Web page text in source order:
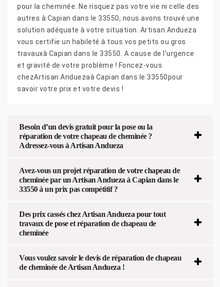
pour la cheminée. Ne risquez pas votre vie ni celle des
autres à Capian dans le 33550, nous avons trouvé une
solution adéquate à votre situation. Artisan Andueza
vous certifie un habileté à tous vos petits ou gros
travauxà Capian dans le 33550. A cause de l’urgence
et gravité de votre problème ! Foncez-vous
chezArtisan Anduezaà Capian dans le 33550pour
savoir votre prix et votre devis !
Besoin d’un devis gratuit pour la pose ou la
réparation de votre chapeau de cheminée ?
Adressez-vous à Artisan Andueza
Avez-vous un projet réparation de votre chapeau de
cheminée par un Artisan Andueza à Capian dans le
33550 à un prix pas compétitif ?
Des prix cassés chez Artisan Andueza pour tout
travaux de pose et réparation de chapeau de
cheminée
Vous voulez savoir le devis de réparation de chapeau
de cheminée de Artisan Andueza !